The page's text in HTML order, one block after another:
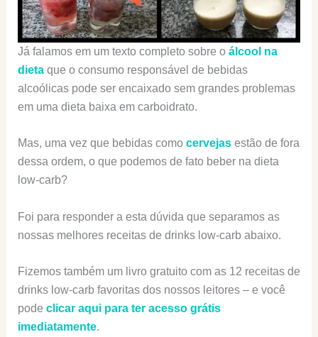
Já falamos em um texto completo sobre o álcool na
dietaque o consumo responsável de bebidas
alcoólicas pode ser encaixado sem grandes problemas
em uma dieta baixa em carboidrato.
Mas, uma vez que bebidas como cervejasestão de fora
dessa ordem, o que podemos de fato beber na dieta
low-carb?
Foi para responder a esta dúvida que separamos as
nossas melhores receitas de drinks low-carb abaixo.
Fizemos também um livro gratuito com as 12 receitas de
drinks low-carb favoritas dos nossos leitores – e você
pode clicar aqui para ter acesso grátis
imediatamente.